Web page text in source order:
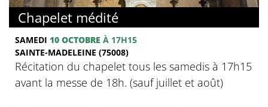
Chapelet médité
SAMEDI 10 OCTOBRE À 17H15
SAINTE-MADELEINE (75008)
Récitation du chapelet tous les samedis à 17h15
avant la messe de 18h. (sauf juillet et août)